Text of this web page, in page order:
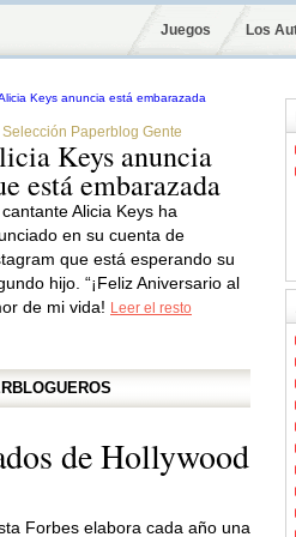
Juegos Los
Selección Paperblog Gente
Keys anuncia
está embarazada
Alicia Keys ha
en su cuenta de
que está esperando su
hijo. “¡Feliz Aniversario al
de mi vida! Leer el resto
de Hollywood
Forbes elabora cada año una